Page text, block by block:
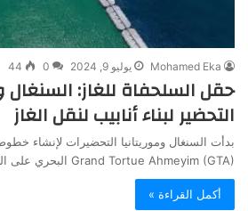
Mohamed Eka يوليو 9, 2024 0
44
حقل السلحفاة للغاز: السنغال
التحضير لبناء أنابيب لنقل الغاز
بدأت السنغال وموريتانيا التحضيرات لإنشاء
Grand Tortue Ahmeyim (GTA) البحري على الحدود البحرية بينهما، والمقرر…
أكمل القراءة »